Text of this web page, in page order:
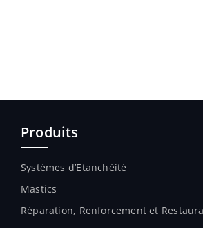
Produits
Systèmes d’Etanchéité
Mastics
Réparation, Renforcement et